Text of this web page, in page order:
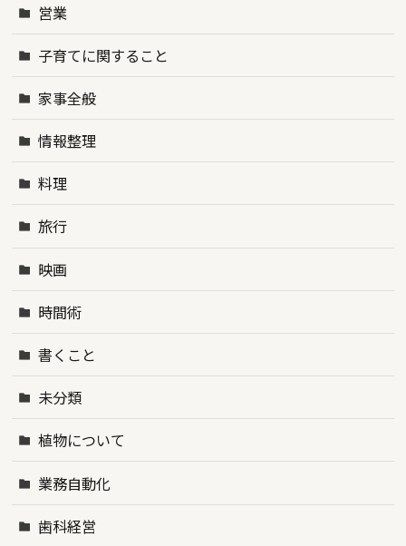
営業
子育てに関すること
家事全般
情報整理
料理
旅行
映画
時間術
書くこと
未分類
植物について
業務自動化
歯科経営